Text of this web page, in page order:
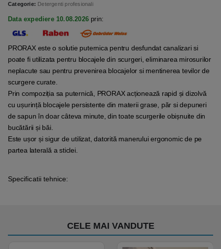
Categorie: Detergenti profesionali
Data expediere 10.08.2026 prin:
PRORAX este o solutie puternica pentru desfundat canalizari si
poate fi utilizata pentru blocajele din scurgeri, eliminarea mirosurilor
neplacute sau pentru prevenirea blocajelor si mentinerea tevilor de
scurgere curate.
Prin compoziția sa puternică, PRORAX acționează rapid și dizolvă
cu ușurință blocajele persistente din materii grase, păr si depuneri
de sapun în doar câteva minute, din toate scurgerile obișnuite din
bucătării și băi.
Este ușor și sigur de utilizat, datorită manerului ergonomic de pe
partea laterală a sticlei.
Specificatii tehnice:
CELE MAI VANDUTE